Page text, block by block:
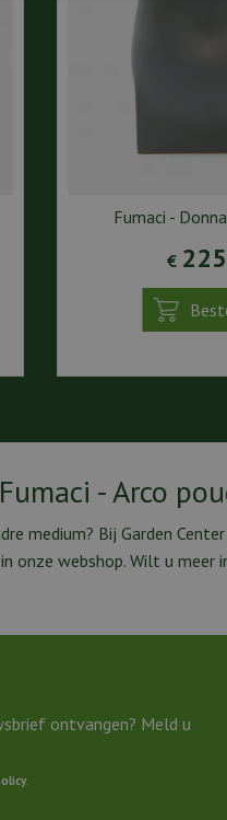
Fumaci -
€ 225
- Arco
medium? Bij Garden
onze webshop. Wilt u
ontvangen? Meld u
.